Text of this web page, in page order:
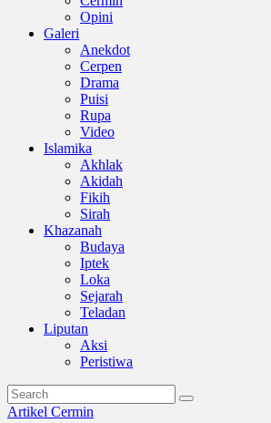
Opini
Galeri
Anekdot
Cerpen
Drama
Puisi
Rupa
Video
Islamika
Akhlak
Akidah
Fikih
Sirah
Khazanah
Budaya
Iptek
Loka
Sejarah
Teladan
Liputan
Aksi
Peristiwa
Artikel Cermin